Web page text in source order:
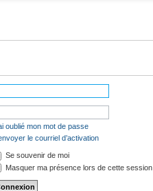
oublié mon mot de passe
le courriel d’activation
Se souvenir de moi
Masquer ma présence lors de cette session